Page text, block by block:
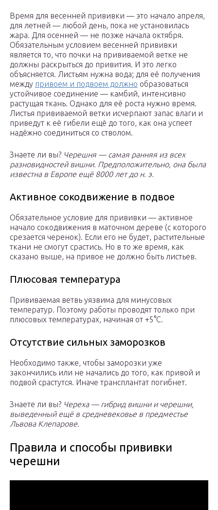
Время для весенней прививки — это начало апреля,
для летней — любой день, пока не установилась
жара. Для осенней — не позже начала октября.
Обязательным условием весенней прививки
является то, что почки на прививаемой ветке не
должны раскрыться до привития. И это легко
объясняется. Листьям нужна вода; для её получения
между привоем и подвоем должно образоваться
устойчивое соединение — камбий, интенсивно
растущая ткань. Однако для её роста нужно время.
Листья прививаемой ветки исчерпают запас влаги и
приведут к её гибели ещё до того, как она успеет
надёжно соединиться со стволом.
Знаете ли вы? Черешня — самая ранняя из всех
разновидностей вишни. Предположительно, она была
известна в Европе ещё 8000 лет до н. э.
Активное сокодвижение в подвое
Обязательное условие для прививки — активное
начало сокодвижения в маточном дереве (с которого
срезается черенок). Если его не будет, растительные
ткани не смогут срастись. Но в то же время, как
сказано выше, на привое не должно быть листьев.
Плюсовая температура
Прививаемая ветвь уязвима для минусовых
температур. Поэтому работы проводят только при
плюсовых температурах, начиная от +5°С.
Отсутствие сильных заморозков
Необходимо также, чтобы заморозки уже
закончились или не начались до того, как привой и
подвой срастутся. Иначе трансплантат погибнет.
Знаете ли вы? Череха — гибрид вишни и черешни,
выведенный ещё в средневековье в предместье
Львова Клепарове.
Правила и способы прививки
черешни